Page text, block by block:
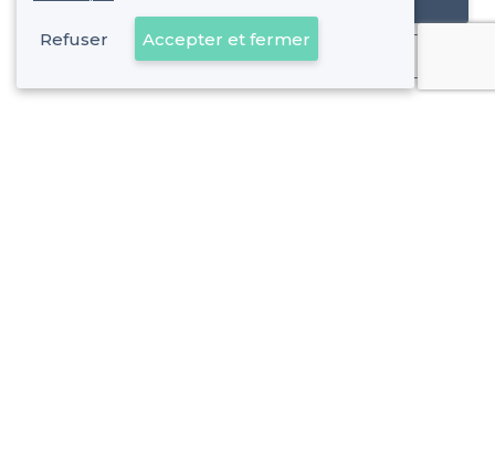
Déjà client
Refuser Accepter et fermer